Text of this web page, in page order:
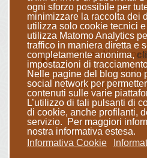
ogni sforzo possibile per
minimizzare la raccolta dei
utilizza solo cookie tecnici
utilizza Matomo Analytics
traffico in maniera diretta e
completamente anonima,
impostazioni di
Nelle pagine del blog sono
social network per
contenuti sulle varie
L’utilizzo di tali pulsanti di
di cookie, anche profilanti,
servizio. Per maggiori
nostra informativa estesa.
Informativa Cookie
Come
o
fornisco consigli